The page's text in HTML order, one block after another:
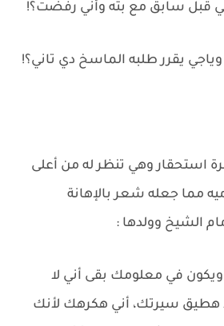
قبل سابق مع بته وأني رفضت؟!
يقرر طلبه الماسخ دي تاني؟!
استحقار وهي تنظر له من أعلى
مما جعله شعر بالإهانة
الشيخ وولدها :
ويكون في معلومك بقى أني لا
هطيق سيرتك، أني هكرهك لأنك